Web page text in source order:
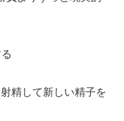
精して新しい精子を